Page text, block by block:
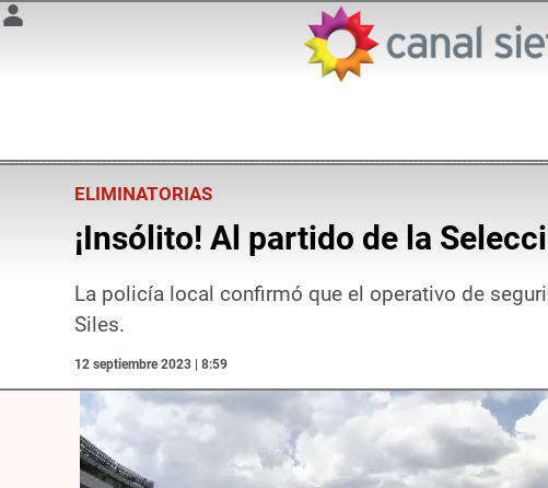
ELIMINATORIAS
¡Insólito! Al partido de la
La policía local confirmó que el operativo de
Siles.
12 septiembre 2023 | 8:59